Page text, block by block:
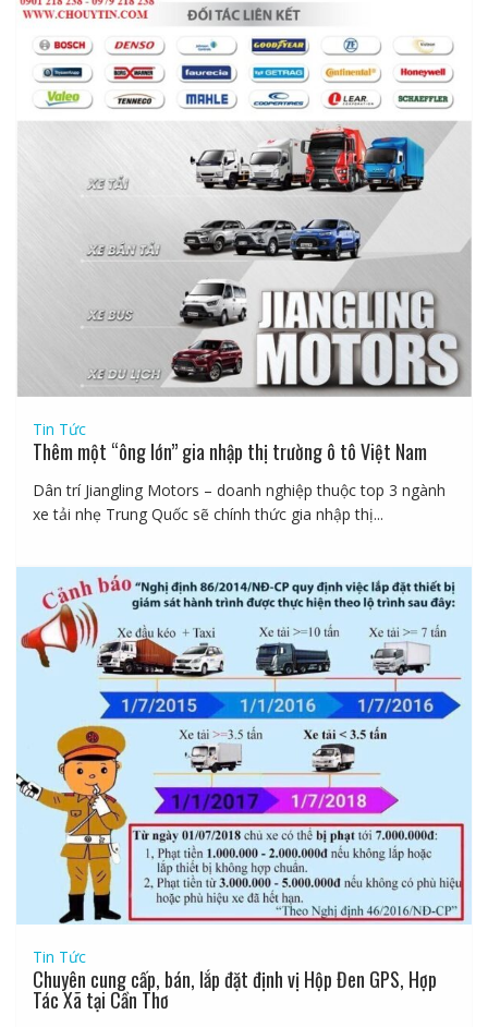
Tin Tức
Thêm một “ông lớn” gia nhập thị trường ô tô Việt Nam
Dân trí Jiangling Motors – doanh nghiệp thuộc top 3 ngành
xe tải nhẹ Trung Quốc sẽ chính thức gia nhập thị...
Tin Tức
Chuyên cung cấp, bán, lắp đặt định vị Hộp Đen GPS, Hợp
Tác Xã tại Cần Thơ